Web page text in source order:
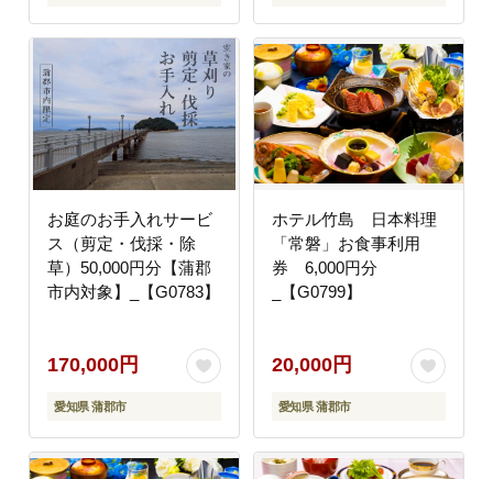
お庭のお手入れサービ
ス（剪定・伐採・除
草）50,000円分【蒲郡
市内対象】_【G0783】
170,000円
愛知県 蒲郡市
ホテル竹島 日本料理
「常磐」お食事利用
券 6,000円分
_【G0799】
20,000円
愛知県 蒲郡市